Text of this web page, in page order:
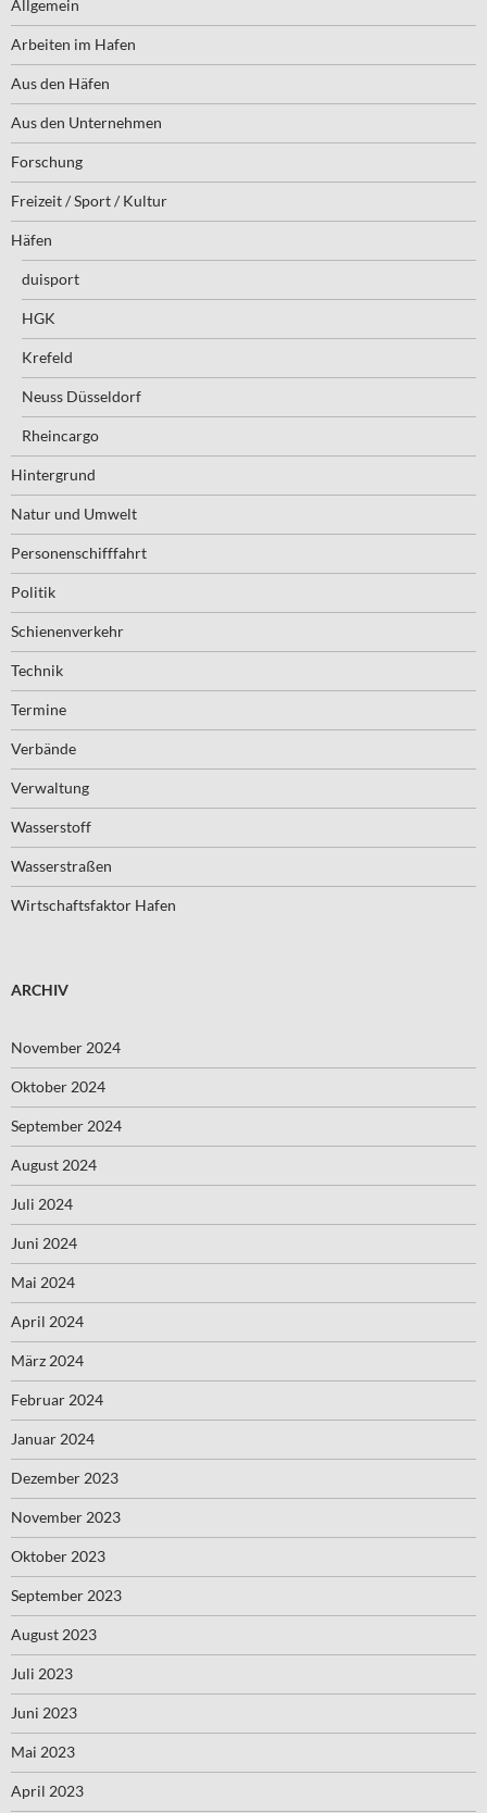
Allgemein
Arbeiten im Hafen
Aus den Häfen
Aus den Unternehmen
Forschung
Freizeit / Sport / Kultur
Häfen
duisport
HGK
Krefeld
Neuss Düsseldorf
Rheincargo
Hintergrund
Natur und Umwelt
Personenschifffahrt
Politik
Schienenverkehr
Technik
Termine
Verbände
Verwaltung
Wasserstoff
Wasserstraßen
Wirtschaftsfaktor Hafen
ARCHIV
November 2024
Oktober 2024
September 2024
August 2024
Juli 2024
Juni 2024
Mai 2024
April 2024
März 2024
Februar 2024
Januar 2024
Dezember 2023
November 2023
Oktober 2023
September 2023
August 2023
Juli 2023
Juni 2023
Mai 2023
April 2023